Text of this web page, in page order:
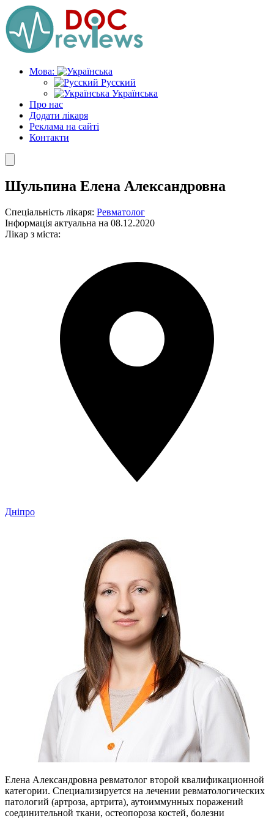
Skip
to
the
content
Мова:
Русский
Українська
Про нас
Додати лікаря
Реклама на сайті
Контакти
Шульпина Елена Александровна
Спеціальність лікаря: Ревматолог
Інформація актуальна на 08.12.2020
Лікар з міста:
Дніпро
Елена Александровна ревматолог второй квалификационной
категории. Специализируется на лечении ревматологических
патологий (артроза, артрита), аутоиммунных поражений
соединительной ткани, остеопороза костей, болезни